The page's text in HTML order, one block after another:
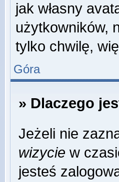
jak własny
użytkowników,
tylko chwilę,
Góra
» Dlaczego
Jeżeli nie
wizycie w
jesteś